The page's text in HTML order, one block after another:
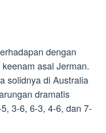
dengan
asal Jerman.
solidnya di Australia
dramatis
3-6, 6-3, 4-6, dan 7-